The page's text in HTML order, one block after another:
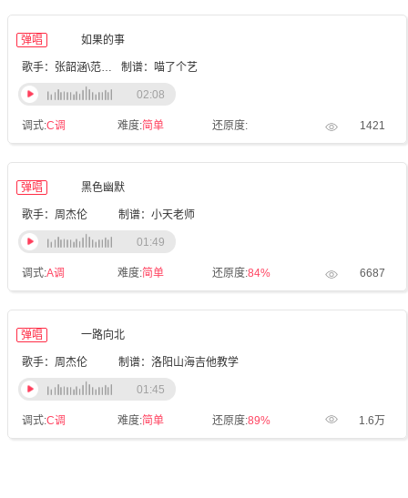
弹唱 如果的事
歌手：张韶涵\范玮琪 制谱：喵了个艺
调式:C调 难度:简单 还原度: 1421
02:08
弹唱 黑色幽默
歌手：周杰伦 制谱：小天老师
调式:A调 难度:简单 还原度:84% 6687
01:49
弹唱 一路向北
歌手：周杰伦 制谱：洛阳山海吉他教学
调式:C调 难度:简单 还原度:89% 1.6万
01:45